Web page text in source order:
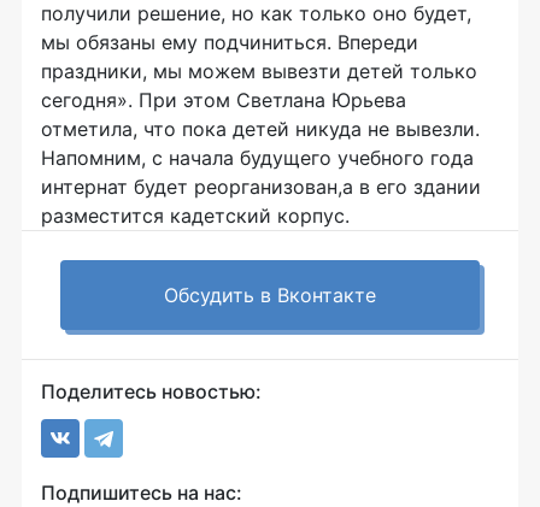
получили решение, но как только оно будет,
мы обязаны ему подчиниться. Впереди
праздники, мы можем вывезти детей только
сегодня». При этом Светлана Юрьева
отметила, что пока детей никуда не вывезли.
Напомним, с начала будущего учебного года
интернат будет реорганизован,а в его здании
разместится кадетский корпус.
Обсудить в Вконтакте
Поделитесь новостью:
Подпишитесь на нас: